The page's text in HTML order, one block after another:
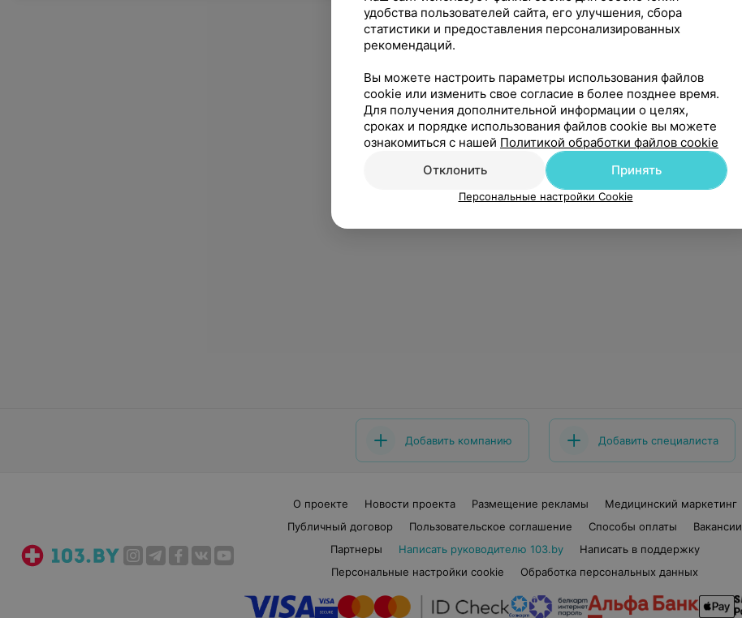
Добавить компанию Добавить специалиста
О проекте Новости проекта Размещение рекламы
Медицинский маркетинг
Публичный договор
Пользовательское соглашение Способы оплаты
Вакансии
Партнеры
Написать руководителю 103.by
Написать в поддержку
Персональные настройки cookie
Обработка персональных данных
удобства пользователей сайта, его улучшения, сбора
статистики и предоставления персонализированных
рекомендаций.
Вы можете настроить параметры использования файлов
cookie или изменить свое согласие в более позднее время.
Для получения дополнительной информации о целях,
сроках и порядке использования файлов cookie вы можете
ознакомиться с нашей Политикой обработки файлов cookie
Отклонить
Принять
Персональные настройки Cookie